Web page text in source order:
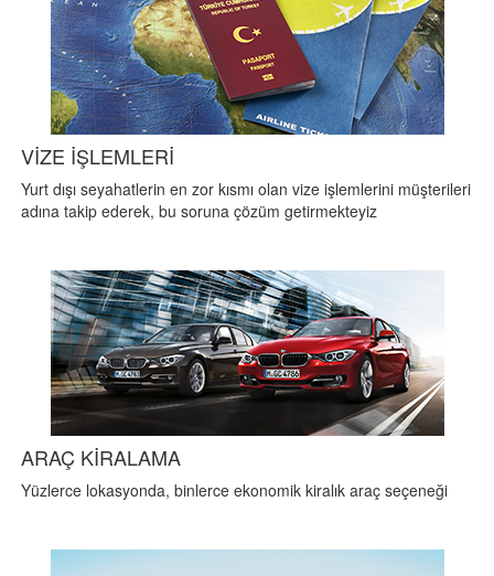
VİZE İŞLEMLERİ
Yurt dışı seyahatlerin en zor kısmı olan vize işlemlerini müşterileri
adına takip ederek, bu soruna çözüm getirmekteyiz
ARAÇ KİRALAMA
Yüzlerce lokasyonda, binlerce ekonomik kiralık araç seçeneği